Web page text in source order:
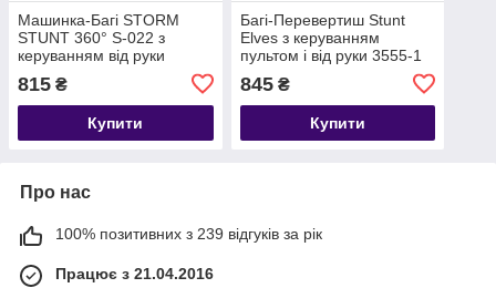
Машинка-Багі STORM
STUNT 360° S-022 з
керуванням від руки
815 ₴
Купити
Багі-Перевертиш Stunt
Elves з керуванням
пультом і від руки 3555-1
845₴
Купити
Про нас
100% позитивних з 239 відгуків за рік
Працює з 21.04.2016